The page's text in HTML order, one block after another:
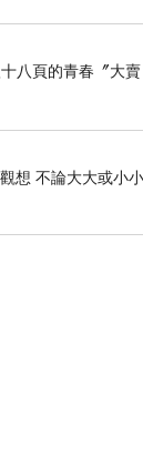
八頁的青春〞大
想 不論大大或小